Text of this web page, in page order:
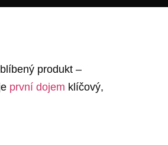
produkt –
první dojem klíčový,